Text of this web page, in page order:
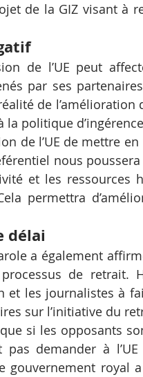
de la GIZ visant à
de l’UE peut
par ses
de l’amélioration
la politique
de l’UE de mettre
nous
et les ressources
permettra
délai
a également
de retrait.
et les journalistes à
sur l’initiative du
si les opposants
pas demander à
gouvernement royal